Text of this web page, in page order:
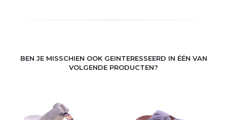
BEN JE MISSCHIEN OOK GEINTERESSEERD IN ÉÉN VAN
VOLGENDE PRODUCTEN?